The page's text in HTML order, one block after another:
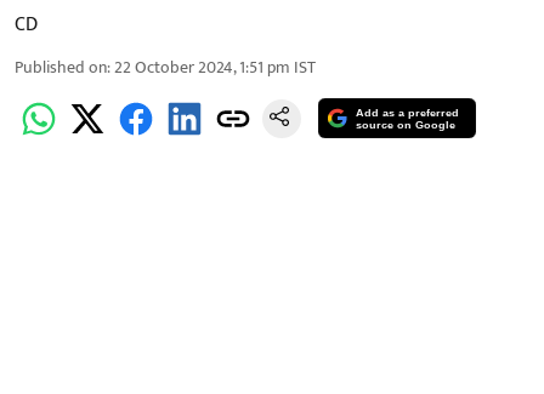
CD
Published on:22 October 2024, 1:51 pm IST
Add as a preferred
source on Google